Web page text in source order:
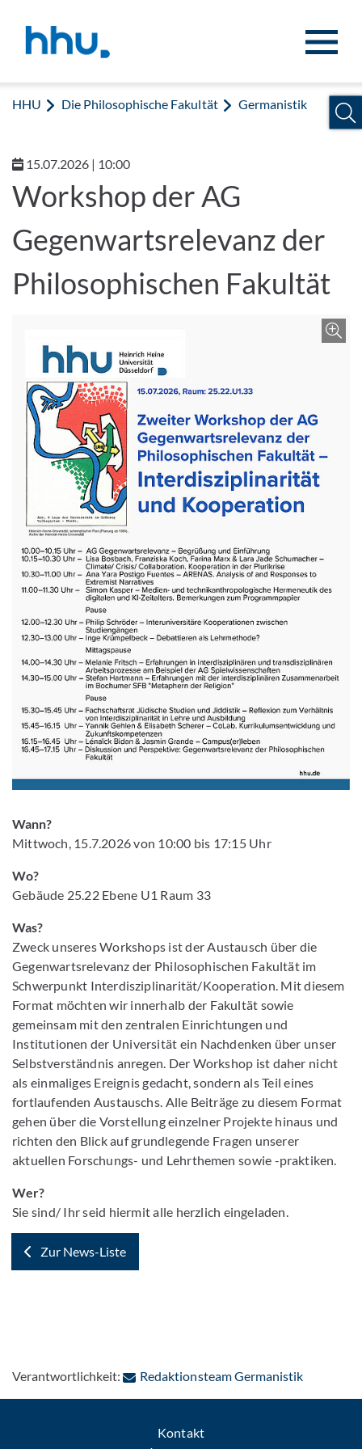
HHU Die Philosophische Fakultät Germanistik
15.07.2026 | 10:00
Workshop der AG
Gegenwartsrelevanz der
Philosophischen Fakultät
Wann?
Mittwoch, 15.7.2026 von 10:00 bis 17:15 Uhr
Wo?
Gebäude 25.22 Ebene U1 Raum 33
Was?
Zweck unseres Workshops ist der Austausch über die
Gegenwartsrelevanz der Philosophischen Fakultät im
Schwerpunkt Interdisziplinarität/Kooperation. Mit diesem
Format möchten wir innerhalb der Fakultät sowie
gemeinsam mit den zentralen Einrichtungen und
Institutionen der Universität ein Nachdenken über unser
Selbstverständnis anregen. Der Workshop ist daher nicht
als einmaliges Ereignis gedacht, sondern als Teil eines
fortlaufenden Austauschs. Alle Beiträge zu diesem Format
gehen über die Vorstellung einzelner Projekte hinaus und
richten den Blick auf grundlegende Fragen unserer
aktuellen Forschungs- und Lehrthemen sowie -praktiken.
Wer?
Sie sind/ Ihr seid hiermit alle herzlich eingeladen.
Zur News-Liste
Verantwortlichkeit: Redaktionsteam Germanistik: Per E-
Kontakt